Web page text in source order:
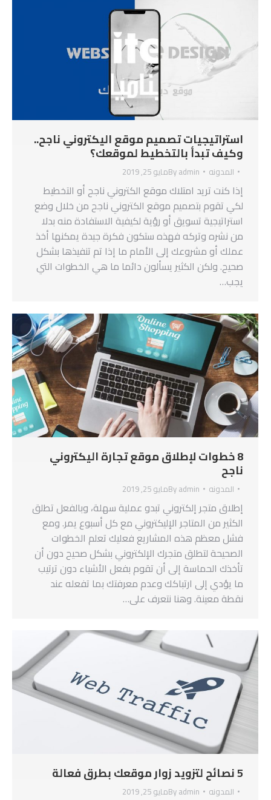
استراتيجيات تصميم موقع اليكتروني ناجح..
وكيف تبدأ بالتخطيط لموقعك؟
المدونه Byadmin مايو 25, 2019
إذا كنت تريد امتلاك موقع الكتروني ناجح أو التخطيط
لكي تقوم بتصميم موقع الكتروني ناجح من خلال وضع
استراتيجية تسويق أو رؤية لكيفية الاستفادة منه بدلا
من نشره وتركه فهذه ستكون فكرة جيدة يمكنها أخذ
عملك أو مشروعك إلى الأمام ما إذا تم تنفيذها بشكل
صحيح. ولكن الكثير يسألون دائما ما هي الخطوات التي
يجب…
8 خطوات لإطلاق موقع تجارة اليكتروني
ناجح
المدونه Byadmin مايو 25, 2019
إطلاق متجر إلكتروني تبدو عملية سهلة، وبالفعل تطلق
الكثير من المتاجر الإليكتروني مع كل أسبوع يمر. ومع
فشل معظم هذه المشاريع فعليك تعلم الخطوات
الصحيحة لتطلق متجرك الإلكتروني بشكل صحيح دون أن
تأخذك الحماسة إلى أن تقوم بفعل الأشياء دون ترتيب
ما يؤدي إلى ارتباكك وعدم معرفتك بما تفعله عند
نقطة معينة. وهنا نتعرف على…
5 نصائح لتزويد زوار موقعك بطرق فعالة
المدونه Byadmin مايو 25, 2019